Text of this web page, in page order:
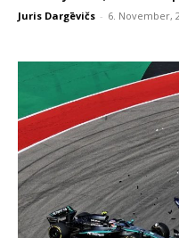
Juris Dargēvičs - 6. November,